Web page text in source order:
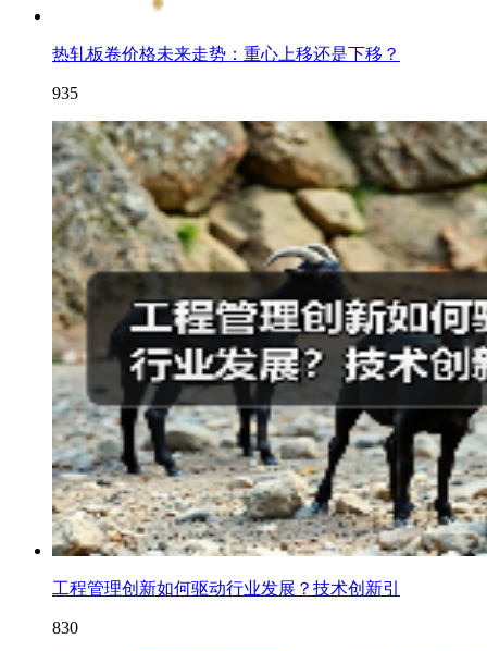
热轧板卷价格未来走势：重心上移还是下移？
935
工程管理创新如何驱动行业发展？技术创新引
830